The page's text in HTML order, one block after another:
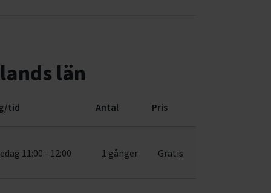
län
tid Antal Pris
11:00 - 12:00 1 gånger Gratis